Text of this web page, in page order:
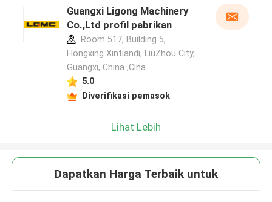
Guangxi Ligong Machinery
Co.,Ltd profil pabrikan
Room 517, Building 5,
Hongxing Xintiandi, LiuZhou City,
Guangxi, China ,Cina
5.0
Diverifikasi pemasok
Lihat Lebih
Dapatkan Harga Terbaik untuk